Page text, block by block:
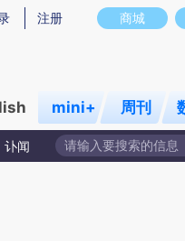
意图存在偏差。不代表财新观点
商城
注册
mini+ 周刊
讣闻